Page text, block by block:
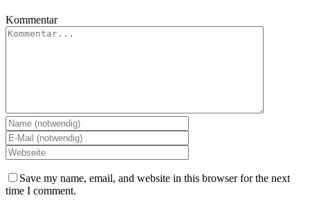
Kommentar
Save my name, email, and website in this browser for the next
time I comment.